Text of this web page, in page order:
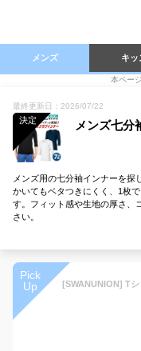
メンズ キッ
本ペー
最終更新日：2026/07/22
決定 メンズ七分
メンズ用の七分袖インナーを探
かいてもベタつきにくく、1枚
す。フィット感や生地の厚さ、
さい。
Pick
Up